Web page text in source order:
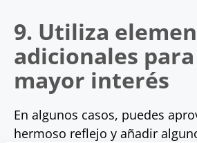
9. Utiliza
adicionales
mayor interés
En algunos casos, puedes
hermoso reflejo y añadir